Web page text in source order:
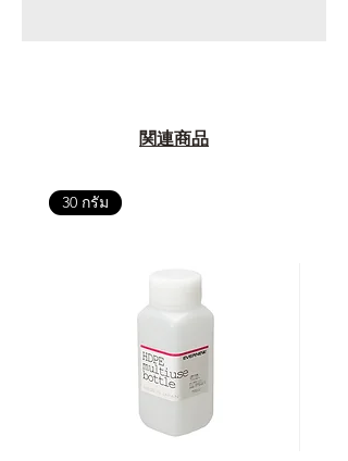
関連商品
30 กรัม